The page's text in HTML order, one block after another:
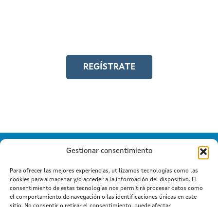
Gestionar consentimiento
Para ofrecer las mejores experiencias, utilizamos tecnologías como las
cookies para almacenar y/o acceder a la información del dispositivo. El
consentimiento de estas tecnologías nos permitirá procesar datos como
el comportamiento de navegación o las identificaciones únicas en este
REGÍSTRATE
Información mantida e publicada na Internet pola Xunta de
Galicia
Atención a cidadanía|Suxestións e queixas